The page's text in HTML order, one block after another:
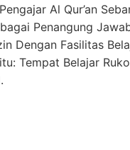
Al Qur’an
Penangung
Dengan Fasilitas
Tempat Belajar